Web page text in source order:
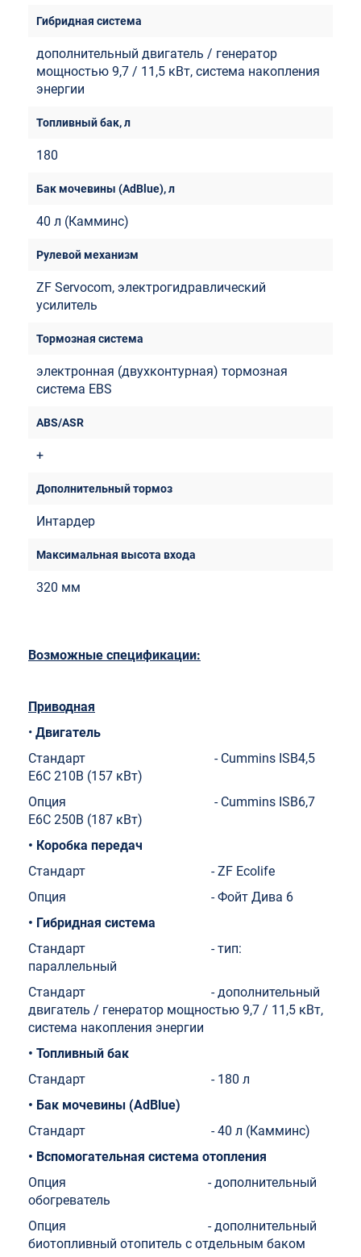
дополнительный двигатель / генератор
мощностью 9,7 / 11,5 кВт, система накопления
энергии
180
40 л (Камминс)
ZF Servocom, электрогидравлический
усилитель
электронная (двухконтурная) тормозная
система EBS
+
Интардер
320 мм
Возможные спецификации:
Приводная
• Двигатель
Стандарт - Cummins ISB4,5
E6C 210B (157 кВт)
Опция - Cummins ISB6,7
E6C 250B (187 кВт)
• Коробка передач
Стандарт - ZF Ecolife
Опция - Фойт Дива 6
• Гибридная система
Стандарт - тип:
параллельный
Стандарт - дополнительный
двигатель / генератор мощностью 9,7 / 11,5 кВт,
система накопления энергии
• Топливный бак
Стандарт - 180 л
• Бак мочевины (AdBlue)
Стандарт - 40 л (Камминс)
• Вспомогательная система отопления
Опция - дополнительный
обогреватель
Опция - дополнительный
биотопливный отопитель с отдельным баком